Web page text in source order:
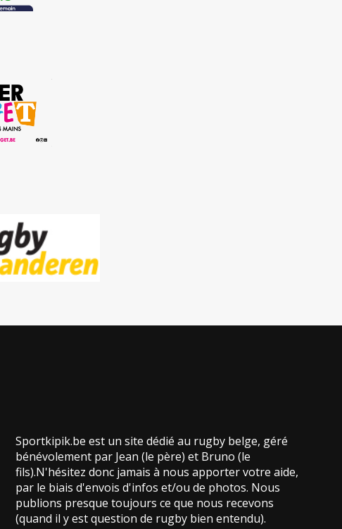
Sportkipik.be est un site dédié au rugby belge, géré
bénévolement par Jean (le père) et Bruno (le
fils).N'hésitez donc jamais à nous apporter votre aide,
par le biais d'envois d'infos et/ou de photos. Nous
publions presque toujours ce que nous recevons
(quand il y est question de rugby bien entendu).